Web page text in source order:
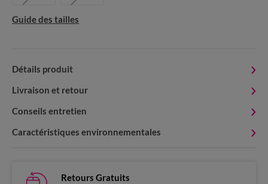
Guide des tailles
Détails produit
Livraison et retour
Conseils entretien
Caractéristiques environnementales
Retours Gratuits